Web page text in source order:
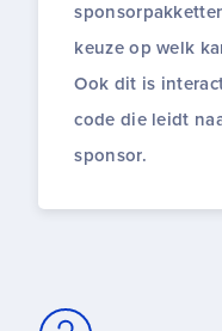
keuze op welk
Ook dit is
code die leidt
sponsor.